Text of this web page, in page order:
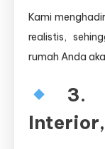
Kami
realistis,
rumah Anda
3.